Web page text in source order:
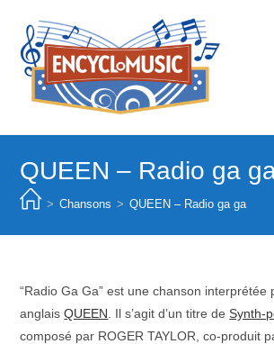
content
QUEEN – Radio ga
> Chansons > QUEEN – Radio ga ga
“Radio Ga Ga” est une chanson interprétée
anglaisQUEEN . Il s’agit d’un titre deSynth-
composé par ROGER TAYLOR, co-produit